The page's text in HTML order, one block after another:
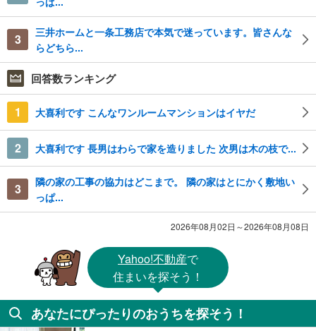
3
三井ホームと一条工務店で本気で迷っています。皆さんな
らどちら...
回答数ランキング
1 大喜利です こんなワンルームマンションはイヤだ
2 大喜利です 長男はわらで家を造りました 次男は木の枝で...
3
隣の家の工事の協力はどこまで。 隣の家はとにかく敷地い
っぱ...
2026年08月02日～2026年08月08日
Yahoo!不動産で
住まいを探そう！
あなたにぴったりのおうちを探そう！